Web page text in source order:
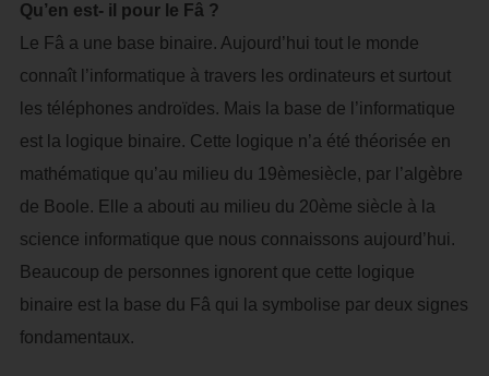
Qu’en est- il pour le Fâ ?
Le Fâ a une base binaire. Aujourd’hui tout le monde
connaît l’informatique à travers les ordinateurs et surtout
les téléphones androïdes. Mais la base de l’informatique
est la logique binaire. Cette logique n’a été théorisée en
mathématique qu’au milieu du 19èmesiècle, par l’algèbre
de Boole. Elle a abouti au milieu du 20ème siècle à la
science informatique que nous connaissons aujourd’hui.
Beaucoup de personnes ignorent que cette logique
binaire est la base du Fâ qui la symbolise par deux signes
fondamentaux.